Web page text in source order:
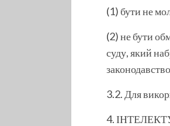
(1) бути не
(2) не бути
суду, який
3.2. Для
4.